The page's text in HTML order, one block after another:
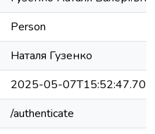
Person
Наталя Гузенко
2025-05-
/authenticate